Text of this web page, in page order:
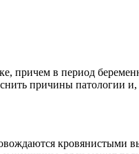
причем в период
причины патологии и,
кровянистыми